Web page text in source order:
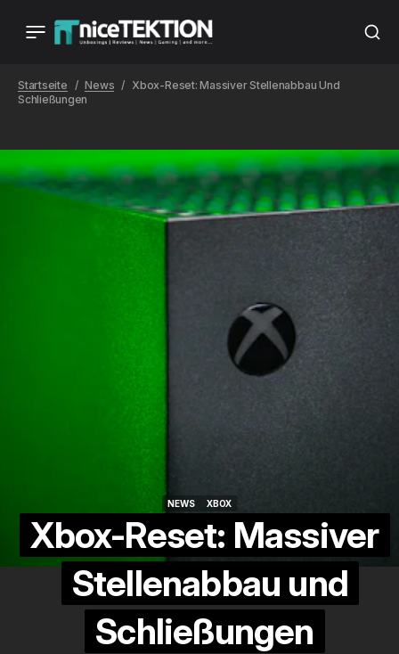
Startseite News
Xbox-Reset: Massiver Stellenabbau Und
Schließungen
NEWS
XBOX
Xbox-Reset: Massiver
Stellenabbau und
Schließungen